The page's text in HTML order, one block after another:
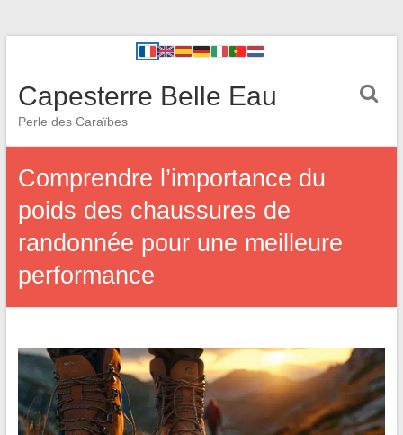
Capesterre Belle Eau
Perle des Caraïbes
Comprendre l’importance du
poids des chaussures de
randonnée pour une meilleure
performance